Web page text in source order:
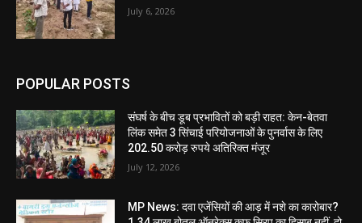
July 6, 2026
POPULAR POSTS
संघर्ष के बीच डूब प्रभावितों को बड़ी राहत: केन-बेतवा
लिंक समेत 3 सिंचाई परियोजनाओं के पुनर्वास के लिए
202.50 करोड़ रुपये अतिरिक्त मंजूर
July 12, 2026
MP News: दवा एजेंसियों की आड़ में नशे का कारोबार?